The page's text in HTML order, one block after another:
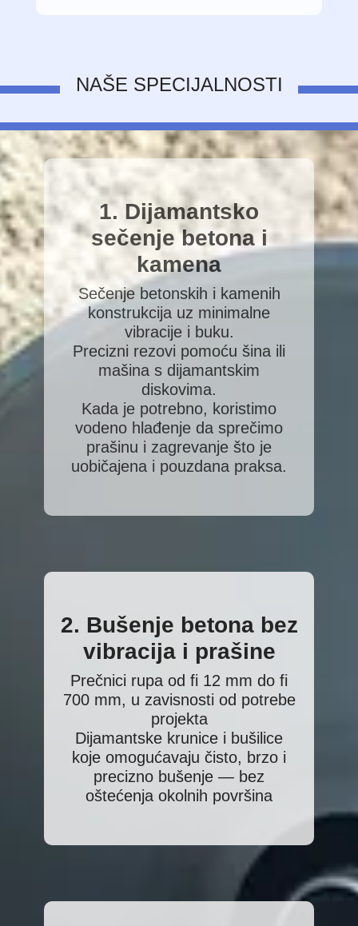
NAŠE SPECIJALNOSTI
1. Dijamantsko
sečenje betona i
kamena
Sečenje betonskih i kamenih
konstrukcija uz minimalne
vibracije i buku.
Precizni rezovi pomoću šina ili
mašina s dijamantskim
diskovima.
Kada je potrebno, koristimo
vodeno hlađenje da sprečimo
prašinu i zagrevanje što je
uobičajena i pouzdana praksa.
2. Bušenje betona bez
vibracija i prašine
Prečnici rupa od fi 12 mm do fi
700 mm, u zavisnosti od potrebe
projekta
Dijamantske krunice i bušilice
koje omogućavaju čisto, brzo i
precizno bušenje — bez
oštećenja okolnih površina